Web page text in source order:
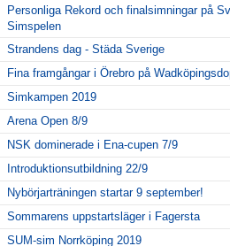
Personliga Rekord och finalsimningar på
Simspelen
Strandens dag - Städa Sverige
Fina framgångar i Örebro på
Simkampen 2019
Arena Open 8/9
NSK dominerade i Ena-cupen 7/9
Introduktionsutbildning 22/9
Nybörjarträningen startar 9 september!
Sommarens uppstartsläger i Fagersta
SUM-sim Norrköping 2019